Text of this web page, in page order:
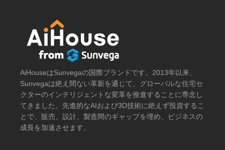
AiHouseはSunvegaの国際ブランドです。2013年以来、
Sunvegaは絶え間ない革新を通じて、グローバルな住宅セ
クターのインテリジェントな変革を推進することに専念し
てきました。先進的なAIおよび3D技術に絶えず投資するこ
とで、販売、設計、製造間のギャップを埋め、ビジネスの
成長を加速させます。